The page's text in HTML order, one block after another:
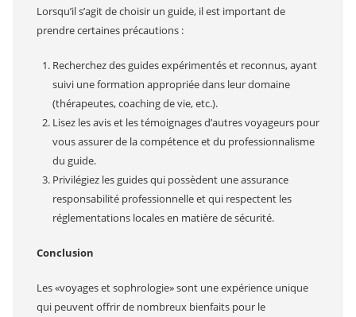
Lorsqu’il s’agit de choisir un guide, il est important de
prendre certaines précautions :
Recherchez des guides expérimentés et reconnus, ayant
suivi une formation appropriée dans leur domaine
(thérapeutes, coaching de vie, etc.).
Lisez les avis et les témoignages d’autres voyageurs pour
vous assurer de la compétence et du professionnalisme
du guide.
Privilégiez les guides qui possèdent une assurance
responsabilité professionnelle et qui respectent les
réglementations locales en matière de sécurité.
Conclusion
Les «voyages et sophrologie» sont une expérience unique
qui peuvent offrir de nombreux bienfaits pour le